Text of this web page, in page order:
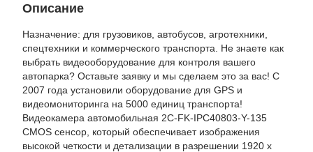
Описание
Назначение: для грузовиков, автобусов, агротехники,
спецтехники и коммерческого транспорта. Не знаете как
выбрать видеооборудование для контроля вашего
автопарка? Оставьте заявку и мы сделаем это за вас! С
2007 года установили оборудование для GPS и
видеомониторинга на 5000 единиц транспорта!
Видеокамера автомобильная 2C-FK-IPC40803-Y-135
CMOS сенсор, который обеспечивает изображения
высокой четкости и детализации в разрешении 1920 х